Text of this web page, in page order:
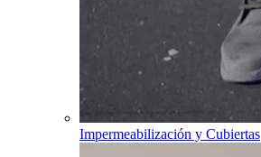
Impermeabilización y Cubiertas